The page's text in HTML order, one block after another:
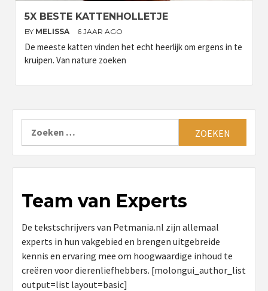
5X BESTE KATTENHOLLETJE
BY MELISSA 6 JAAR AGO
De meeste katten vinden het echt heerlijk om ergens in te
kruipen. Van nature zoeken
Team van Experts
De tekstschrijvers van Petmania.nl zijn allemaal
experts in hun vakgebied en brengen uitgebreide
kennis en ervaring mee om hoogwaardige inhoud te
creëren voor dierenliefhebbers. [molongui_author_list
output=list layout=basic]